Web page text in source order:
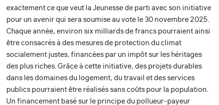
exactement ce que veut la Jeunesse de parti avec son initiative
pour un avenir qui sera soumise au vote le 30 novembre 2025.
Chaque année, environ six milliards de francs pourraient ainsi
être consacrés à des mesures de protection du climat
socialement justes, financées par un impôt sur les héritages
des plus riches. Grâce à cette initiative, des projets durables
dans les domaines du logement, du travail et des services
publics pourraient être réalisés sans coûts pour la population.
Un financement basé sur le principe du pollueur-payeur